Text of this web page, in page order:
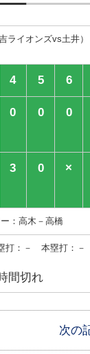
イオンズvs土井）
4 5 6
0 0 0
3 0 ×
：高木－高橋
打：－ 本塁打：－
間切れ
次の